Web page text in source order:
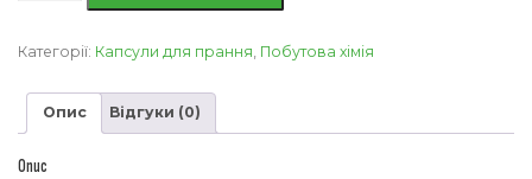
Persil
1,
34
Категорії: Капсули для прання Побутова хімія
Опис Відгуки (0)
Опис